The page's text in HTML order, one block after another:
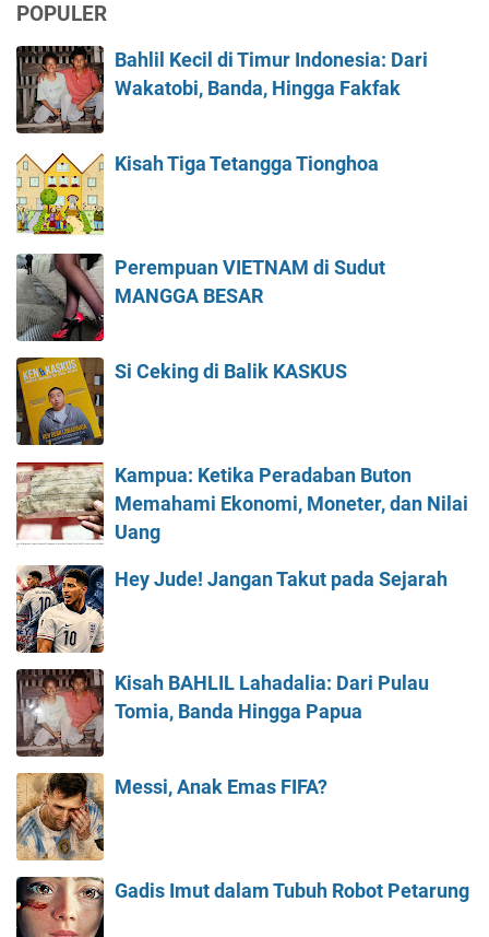
POPULER
Bahlil Kecil di Timur Indonesia: Dari
Wakatobi, Banda, Hingga Fakfak
Kisah Tiga Tetangga Tionghoa
Perempuan VIETNAM di Sudut
MANGGA BESAR
Si Ceking di Balik KASKUS
Kampua: Ketika Peradaban Buton
Memahami Ekonomi, Moneter, dan Nilai
Uang
Hey Jude! Jangan Takut pada Sejarah
Kisah BAHLIL Lahadalia: Dari Pulau
Tomia, Banda Hingga Papua
Messi, Anak Emas FIFA?
Gadis Imut dalam Tubuh Robot Petarung